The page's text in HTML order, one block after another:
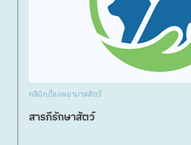
คลินิก/โรงพยาบาลสัตว์
สารภีรักษาสัตว์